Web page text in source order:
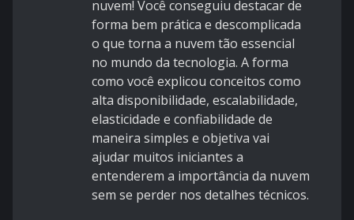
nuvem! Você conseguiu destacar de
forma bem prática e descomplicada
o que torna a nuvem tão essencial
no mundo da tecnologia. A forma
como você explicou conceitos como
alta disponibilidade, escalabilidade,
elasticidade e confiabilidade de
maneira simples e objetiva vai
ajudar muitos iniciantes a
entenderem a importância da nuvem
sem se perder nos detalhes técnicos.